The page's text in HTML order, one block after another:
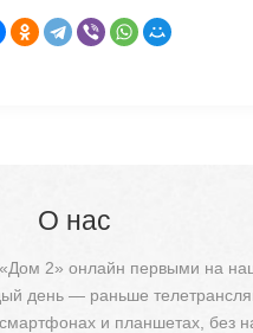
О нас
2» онлайн первыми на
день — раньше
и планшетах, без